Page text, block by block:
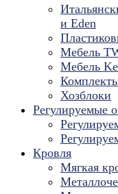
и Eden
Мебель
Мебель
Хозблоки
Регулируемые
Кровля
Мягкая